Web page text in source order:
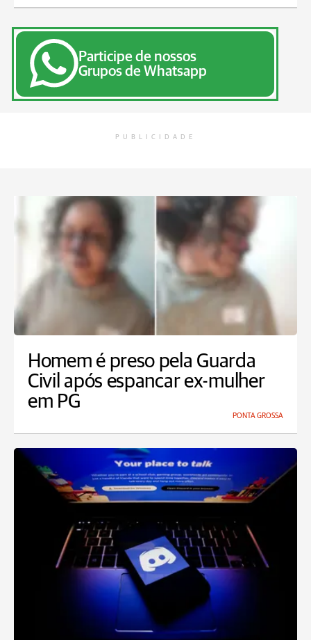
Participe de nossos
Grupos de Whatsapp
PUBLICIDADE
Homem é preso pela Guarda
Civil após espancar ex-mulher
em PG
PONTA GROSSA